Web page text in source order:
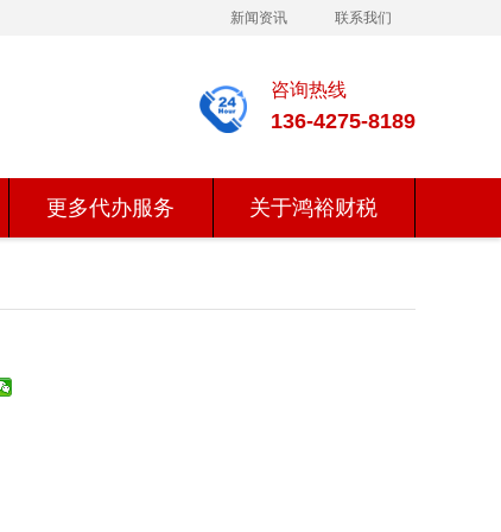
新闻资讯 联系我们
咨询热线
136-4275-8189
更多代办服务 关于鸿裕财税